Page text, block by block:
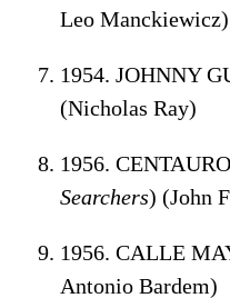
Leo Manckiewicz)
1954. JOHNNY
(Nicholas Ray)
1956.
Searchers) (John
1956. CALLE
Antonio Bardem)